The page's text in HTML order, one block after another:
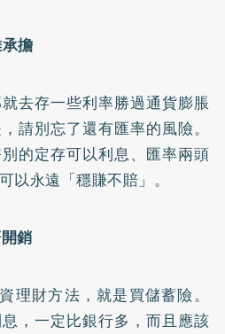
擔
去存一些利率勝過通貨膨脹
請別忘了還有匯率的風險。
的定存可以利息、匯率兩頭
以永遠「穩賺不賠」。
銷
理財方法，就是買儲蓄險。
，一定比銀行多，而且應該